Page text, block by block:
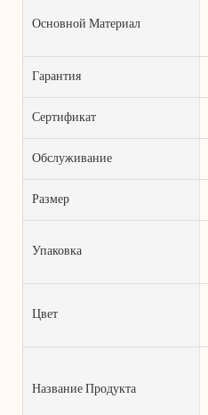
Основной Материал
Гарантия
Сертификат
Обслуживание
Размер
Упаковка
Цвет
Название Продукта